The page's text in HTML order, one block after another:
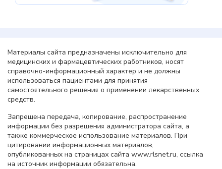
Материалы сайта предназначены исключительно для
медицинских и фармацевтических работников, носят
справочно-информационный характер и не должны
использоваться пациентами для принятия
самостоятельного решения о применении лекарственных
средств.
Запрещена передача, копирование, распространение
информации без разрешения администратора сайта, а
также коммерческое использование материалов. При
цитировании информационных материалов,
опубликованных на страницах сайта www.rlsnet.ru, ссылка
на источник информации обязательна.